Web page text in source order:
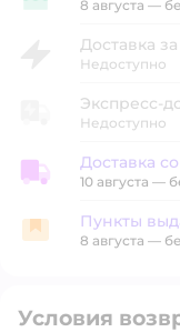
8 августа —
Доставка
Недоступно
Экспресс-
Недоступно
Доставка со склада
Доставка
10 августа —
Пункты выдачи
Пункты
8 августа —
Условия